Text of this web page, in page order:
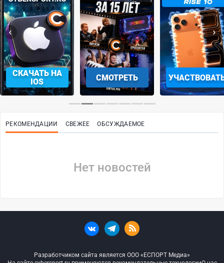
СКАЧАТЬ НА
IOS
СМОТРЕТЬ
‹ ›
РЕКОМЕНДАЦИИ СВЕЖЕЕ ОБСУЖДАЕМОЕ
Нет новостей
Разработчиком сайта является ООО «ЕСПОРТ Медиа»